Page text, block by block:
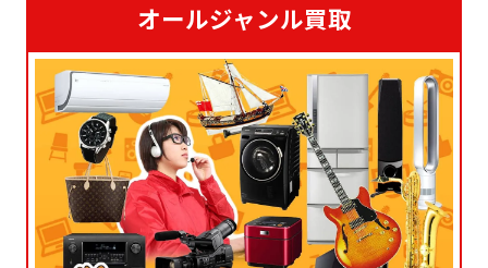
オールジャンル買取